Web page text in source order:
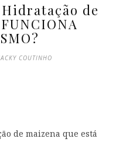
de
COUTINHO
de maizena que está